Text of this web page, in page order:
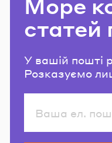
Море
статей
У вашій пошті
Розказуємо